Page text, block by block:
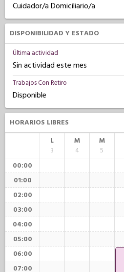
Cuidador/a Domiciliario/a
DISPONIBILIDAD Y ESTADO
Última actividad
Sin actividad este mes
Trabajos Con Retiro
Disponible
HORARIOS LIBRES
L
3
M
4
M
5
00:00
01:00
02:00
03:00
04:00
05:00
06:00
07:00